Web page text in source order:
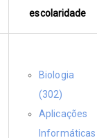
escolaridade
Biologia
(302)
Aplicações
Informáticas